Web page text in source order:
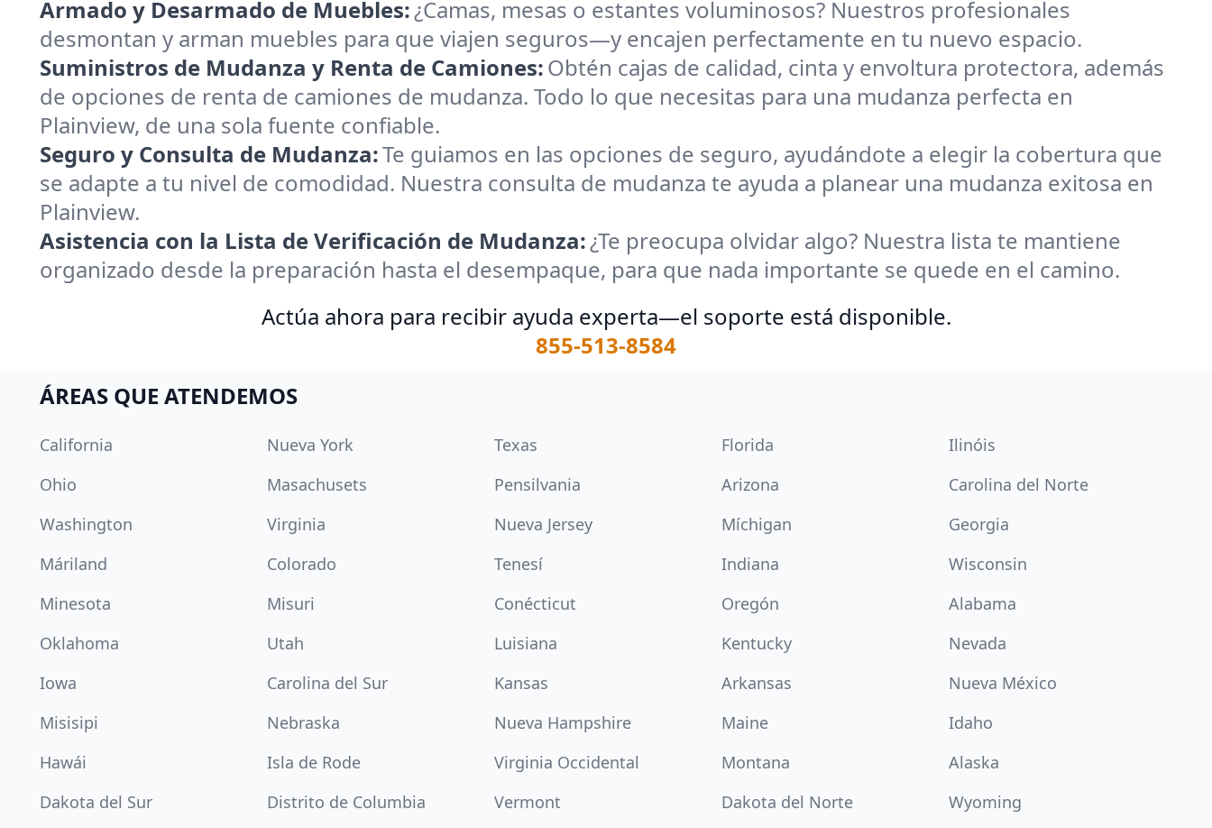
Armado y Desarmado de Muebles:¿Camas, mesas o estantes voluminosos? Nuestros profesionales
desmontan y arman muebles para que viajen seguros—y encajen perfectamente en tu nuevo espacio.
Suministros de Mudanza y Renta de Camiones:Obtén cajas de calidad, cinta y envoltura protectora, además
de opciones de renta de camiones de mudanza. Todo lo que necesitas para una mudanza perfecta en
Plainview, de una sola fuente confiable.
Seguro y Consulta de Mudanza:Te guiamos en las opciones de seguro, ayudándote a elegir la cobertura que
se adapte a tu nivel de comodidad. Nuestra consulta de mudanza te ayuda a planear una mudanza exitosa en
Plainview.
Asistencia con la Lista de Verificación de Mudanza:¿Te preocupa olvidar algo? Nuestra lista te mantiene
organizado desde la preparación hasta el desempaque, para que nada importante se quede en el camino.
Actúa ahora para recibir ayuda experta—el soporte está disponible.
855-513-8584
ÁREAS QUE ATENDEMOS
California Nueva York Texas Florida
Ilinóis
Ohio
Masachusets Pensilvania Arizona
Carolina del Norte
Washington
Virginia Nueva Jersey Míchigan
Georgia
Máriland
Colorado Tenesí Indiana
Wisconsin
Minesota
Misuri Conécticut Oregón
Alabama
Oklahoma
Utah Luisiana Kentucky
Nevada
Iowa
Carolina del Sur Kansas Arkansas
Nueva México
Misisipi
Nebraska Nueva Hampshire Maine
Idaho
Hawái
Isla de Rode Virginia Occidental Montana
Alaska
Dakota del Sur
Distrito de Columbia Vermont Dakota del Norte Wyoming